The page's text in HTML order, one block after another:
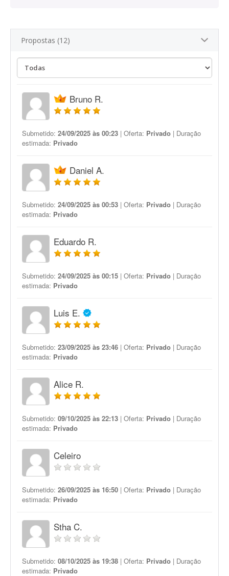
Propostas (12)
Bruno R.
Submetido: 24/09/2025 às 00:23 | Oferta: Privado | Duração
estimada: Privado
Daniel A.
Submetido: 24/09/2025 às 00:53 | Oferta: Privado | Duração
estimada: Privado
Eduardo R.
Submetido: 24/09/2025 às 00:15 | Oferta: Privado | Duração
estimada: Privado
Luis E.
Submetido: 23/09/2025 às 23:46 | Oferta: Privado | Duração
estimada: Privado
Alice R.
Submetido: 09/10/2025 às 22:13 | Oferta: Privado | Duração
estimada: Privado
Celeiro
Submetido: 26/09/2025 às 16:50 | Oferta: Privado | Duração
estimada: Privado
Stha C.
Submetido: 08/10/2025 às 19:38 | Oferta: Privado | Duração
estimada: Privado